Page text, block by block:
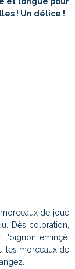
! Un délice !
de joue
Dès coloration,
éminçé.
les morceaux de